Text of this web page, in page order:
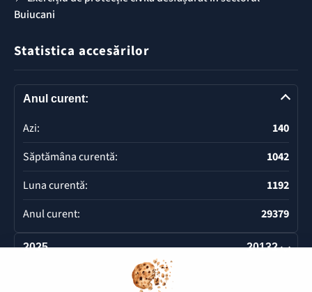
Buiucani
Statistica accesărilor
Anul curent:
Azi:
140
Săptămâna curentă:
1042
Luna curentă:
1192
Anul curent:
29379
2025 20132